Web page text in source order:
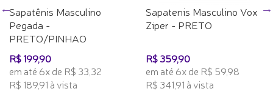
Sapatênis Masculino
Pegada -
PRETO/PINHAO
R$ 199,90
em até 6x de R$ 33,32
R$ 189,91 à vista
Sapatenis Masculino Vox
Ziper - PRETO
R$ 359,90
em até 6x de R$ 59,98
R$ 341,91 à vista